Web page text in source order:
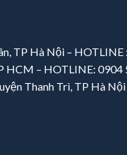
TP Hà Nội –
HCM – HOTLINE: 0904
Thanh Trì, TP Hà Nội